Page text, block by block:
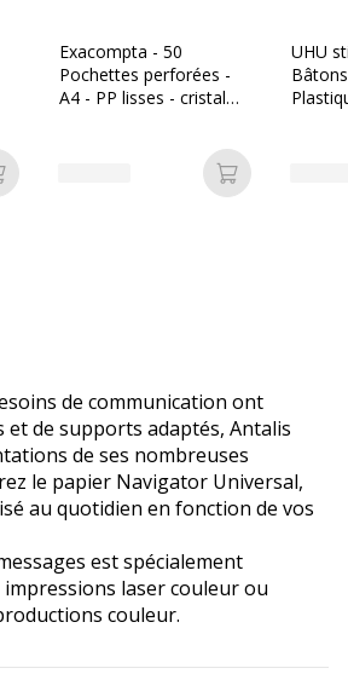
au panier
Exacompta - 50
Pochettes perforées -
A4 - PP lisses - cristal
Ajouter au
UHU
de communication ont
et de supports adaptés, Antalis
de ses nombreuses
le papier Navigator Universal,
au quotidien en fonction de vos
est spécialement
laser couleur ou
couleur.